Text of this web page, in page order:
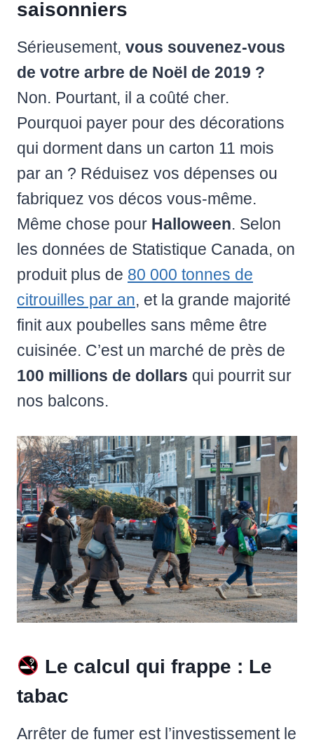
saisonniers
Sérieusement, vous souvenez-vous
de votre arbre de Noël de 2019 ?
Non. Pourtant, il a coûté cher.
Pourquoi payer pour des décorations
qui dorment dans un carton 11 mois
par an ? Réduisez vos dépenses ou
fabriquez vos décos vous-même.
Même chose pour Halloween. Selon
les données de Statistique Canada, on
produit plus de 80 000 tonnes de
citrouilles par an, et la grande majorité
finit aux poubelles sans même être
cuisinée. C’est un marché de près de
100 millions de dollars qui pourrit sur
nos balcons.
Le calcul qui frappe : Le
tabac
Arrêter de fumer est l’investissement le